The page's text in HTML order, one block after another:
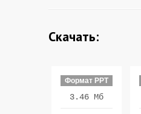
Скачать:
Формат PPT
3.46 Мб